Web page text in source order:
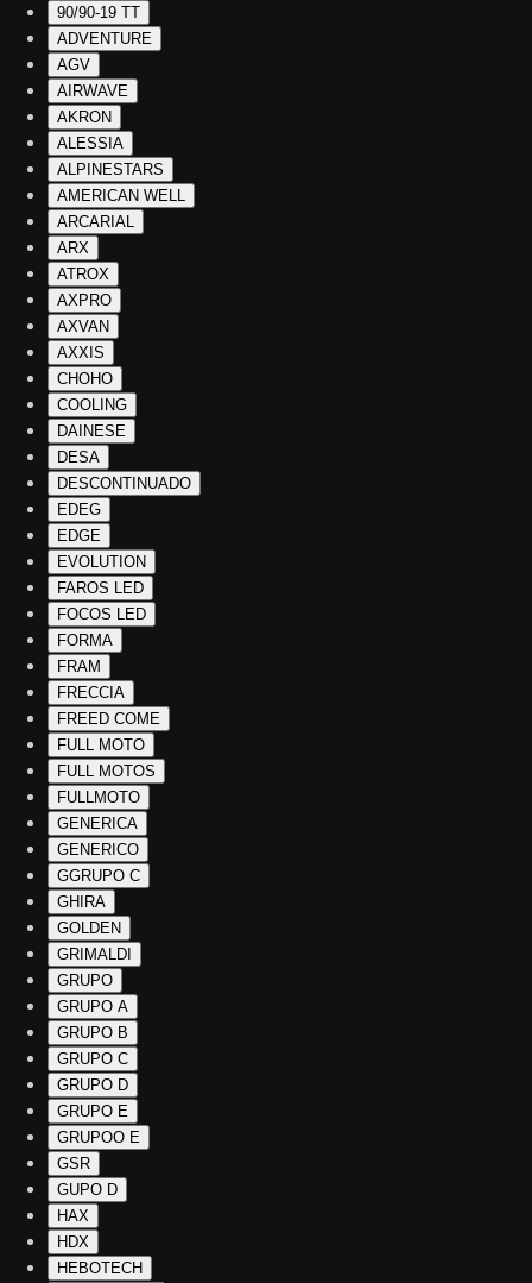
90/90-19 TT
ADVENTURE
AGV
AIRWAVE
AKRON
ALESSIA
ALPINESTARS
AMERICAN WELL
ARCARIAL
ARX
ATROX
AXPRO
AXVAN
AXXIS
CHOHO
COOLING
DAINESE
DESA
DESCONTINUADO
EDEG
EDGE
EVOLUTION
FAROS LED
FOCOS LED
FORMA
FRAM
FRECCIA
FREED COME
FULL MOTO
FULL MOTOS
FULLMOTO
GENERICA
GENERICO
GGRUPO C
GHIRA
GOLDEN
GRIMALDI
GRUPO
GRUPO A
GRUPO B
GRUPO C
GRUPO D
GRUPO E
GRUPOO E
GSR
GUPO D
HAX
HDX
HEBOTECH